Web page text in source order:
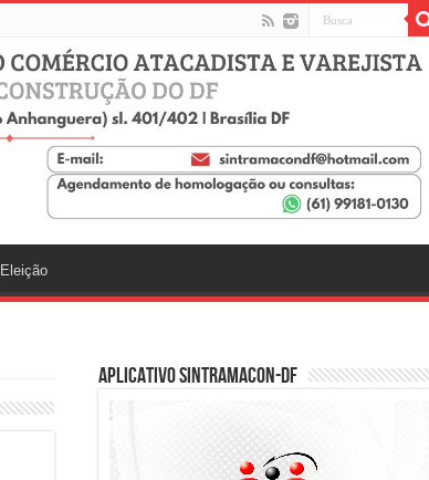
Eleição
Aplicativo SINTRAMACON-DF